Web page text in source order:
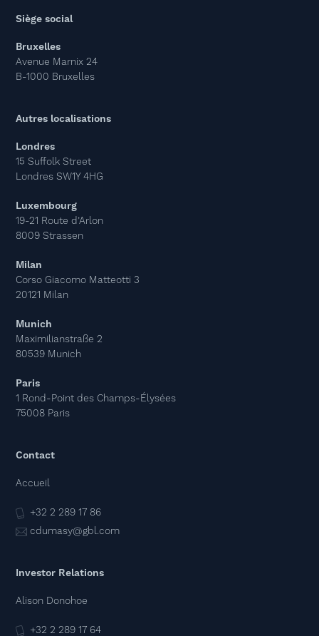
Siège social
Bruxelles
Avenue Marnix 24
B-1000 Bruxelles
Autres localisations
Londres
15 Suffolk Street
Londres SW1Y 4HG
Luxembourg
19-21 Route d’Arlon
8009 Strassen
Milan
Corso Giacomo Matteotti 3
20121 Milan
Munich
Maximilianstraße 2
80539 Munich
Paris
1 Rond-Point des Champs-Élysées
75008 Paris
Contact
Accueil
+32 2 289 17 86
cdumasy@gbl.com
Investor Relations
Alison Donohoe
+32 2 289 17 64